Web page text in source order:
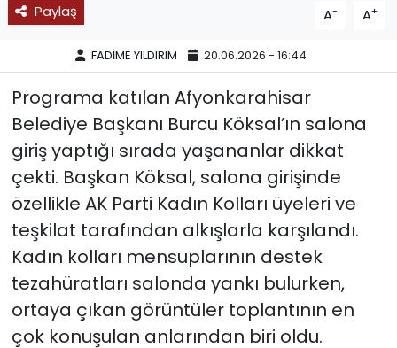
Paylaş A- A+
FADİME YILDIRIM 20.06.2026 - 16:44
Programa katılan Afyonkarahisar
Belediye Başkanı Burcu Köksal’ın salona
giriş yaptığı sırada yaşananlar dikkat
çekti. Başkan Köksal, salona girişinde
özellikle AK Parti Kadın Kolları üyeleri ve
teşkilat tarafından alkışlarla karşılandı.
Kadın kolları mensuplarının destek
tezahüratları salonda yankı bulurken,
ortaya çıkan görüntüler toplantının en
çok konuşulan anlarından biri oldu.